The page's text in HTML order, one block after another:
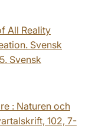
All Reality
Svensk
Svensk
: Naturen och
102, 7-